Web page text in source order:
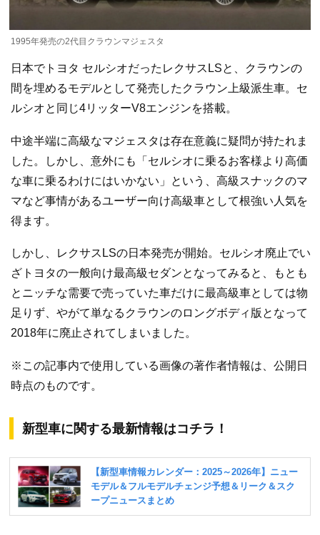
1995年発売の2代目クラウンマジェスタ
日本でトヨタ セルシオだったレクサスLSと、クラウンの
間を埋めるモデルとして発売したクラウン上級派生車。セ
ルシオと同じ4リッターV8エンジンを搭載。
中途半端に高級なマジェスタは存在意義に疑問が持たれま
した。しかし、意外にも「セルシオに乗るお客様より高価
な車に乗るわけにはいかない」という、高級スナックのマ
マなど事情があるユーザー向け高級車として根強い人気を
得ます。
しかし、レクサスLSの日本発売が開始。セルシオ廃止でい
ざトヨタの一般向け最高級セダンとなってみると、もとも
とニッチな需要で売っていた車だけに最高級車としては物
足りず、やがて単なるクラウンのロングボディ版となって
2018年に廃止されてしまいました。
※この記事内で使用している画像の著作者情報は、公開日
時点のものです。
新型車に関する最新情報はコチラ！